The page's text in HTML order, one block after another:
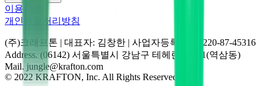
이용약관
개인정보처리방침
(주)크래프톤 | 대표자: 김창한 | 사업자등록번호: 220-87-45316
Address. (06142) 서울특별시 강남구 테헤란로 231(역삼동)
Mail. jungle@krafton.com
© 2022 KRAFTON, Inc. All Rights Reserved